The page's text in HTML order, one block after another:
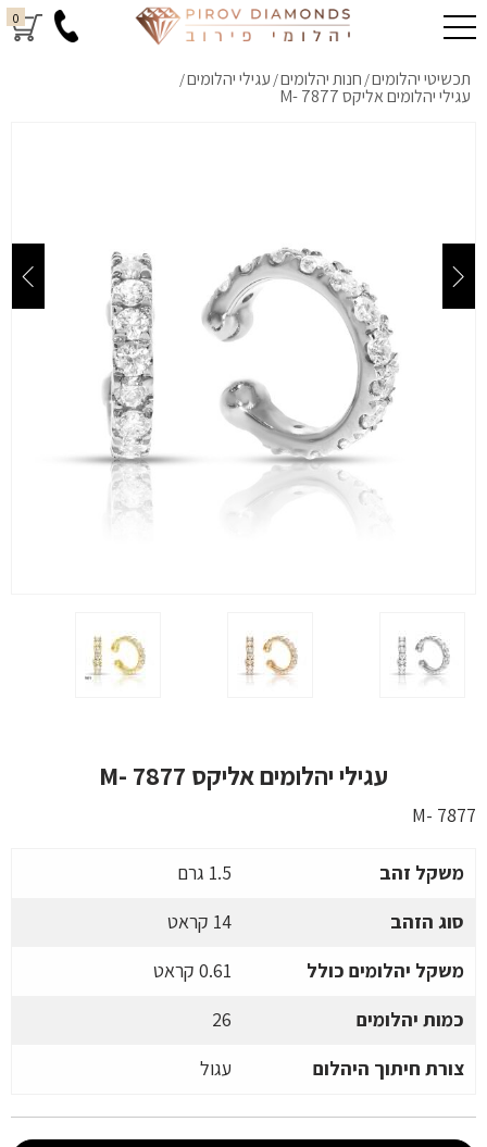
0
תכשיטי יהלומים/ חנות יהלומים/ עגילי יהלומים/
עגילי יהלומים אליקס M- 7877
עגילי יהלומים אליקס M- 7877
M- 7877
משקל זהב
1.5 גרם
סוג הזהב
14 קראט
משקל יהלומים כולל
0.61 קראט
כמות יהלומים
26
צורת חיתוך היהלום
עגול